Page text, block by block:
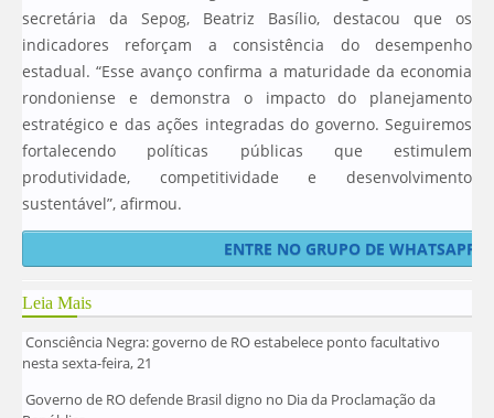
secretária da Sepog, Beatriz Basílio, destacou que os
indicadores reforçam a consistência do desempenho
estadual. “Esse avanço confirma a maturidade da economia
rondoniense e demonstra o impacto do planejamento
estratégico e das ações integradas do governo. Seguiremos
fortalecendo políticas públicas que estimulem
produtividade, competitividade e desenvolvimento
sustentável”, afirmou.
ENTRE NO GRUPO DE WHATSAPP
Leia Mais
Consciência Negra: governo de RO estabelece ponto facultativo
nesta sexta-feira, 21
Governo de RO defende Brasil digno no Dia da Proclamação da